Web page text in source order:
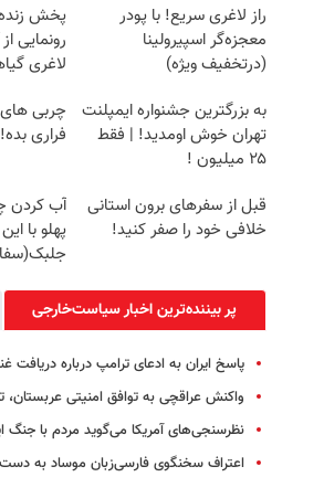
راز لاغری سریع! با پودر
معجزه‌گر اسپیرولینا
(درتخفیف ویژه)
رونمایی
لاغری
به بزرگترین جشنواره ایمپلنت
تهران خوش اومدید! | فقط
۲۵ میلیون !
چربی
فراری بده!
قبل از سفرهای برون استانی
خلافی خود را صفر کنید!
آب کردن
پهلو با
پر بیننده‌ترین اخبار سیاست‌خارجی
پاسخ ایران به ادعای ترامپ درباره دریافت
واکنش عراقچی به توافق امنیتی عربستان،
نظرسنجی‌های آمریکا می‌گوید مردم با جنگ
اعتراف سخنگوی فارسی‌زبان موساد به دست